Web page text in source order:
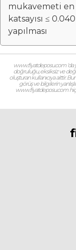
mukavemeti en
katsayısı ≤
yapılması
www.fiyatdeposu.com ‘da
doğruluğu, eksiksiz ve
oluşturan kullanıcıya aittir.
görüş ve bilgilerin
www.fiyatdeposu.com